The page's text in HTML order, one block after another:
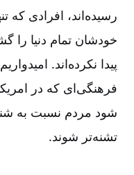
رسیده‌‌اند، افرادی که
خودشان تمام دنیا را
پیدا نکرده‌‌اند.
فرهنگی‌‌ای که در
شود مردم نسبت به
تشنه‌‌تر شوند.